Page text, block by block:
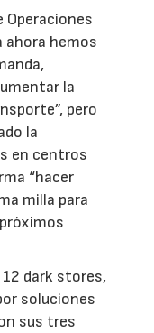
Operaciones
ahora hemos
la
pero
la
en centros
“hacer
milla para
dark stores,
soluciones
sus tres